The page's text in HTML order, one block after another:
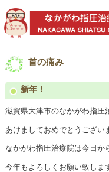
首の痛み
新年！
滋賀県大津市のなかがわ指圧
あけましておめでとうござい
なかがわ指圧治療院は今日か
今年もよろしくお願い致しま